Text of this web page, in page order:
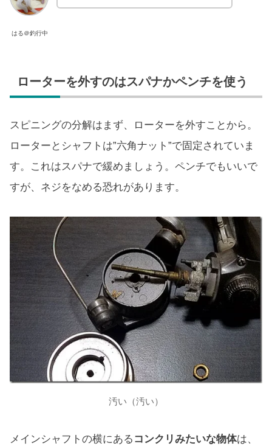
はる＠釣行中
ローターを外すのはスパナかペンチを使う
スピニングの分解はまず、ローターを外すことから。
ローターとシャフトは”六角ナット”で固定されていま
す。これはスパナで緩めましょう。ペンチでもいいで
すが、ネジをなめる恐れがあります。
汚い（汚い）
メインシャフトの横にある コンクリみたいな物体は、